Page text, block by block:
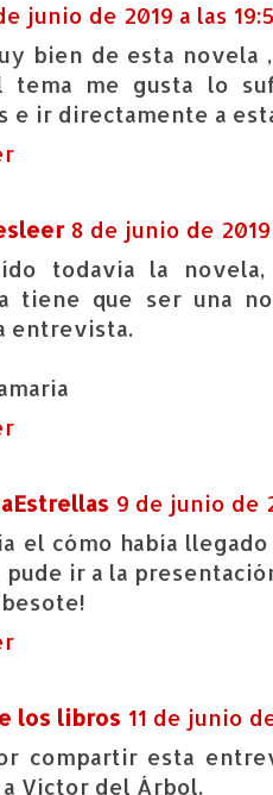
junio de 2019 a las
bien de esta
me gusta lo
e ir directamente a
8 de junio de 2019
todavía la
tiene que ser una
entrevista.
9 de junio de
el cómo había
pude ir a la
los libros 11 de junio
compartir esta
a Víctor del Árbol.